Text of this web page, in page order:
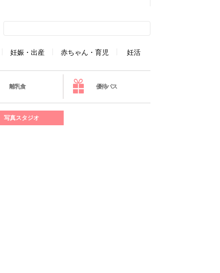
妊娠・出産 赤ちゃん・育児 妊活
離乳食 優待パス
写真スタジオ